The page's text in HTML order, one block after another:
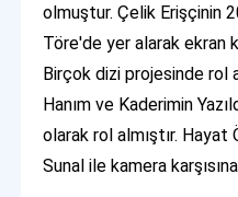
olmuştur. Çelik Erişçinin
Töre'de yer alarak ekran
Birçok dizi projesinde rol
Hanım ve Kaderimin
olarak rol almıştır.
Sunal ile kamera